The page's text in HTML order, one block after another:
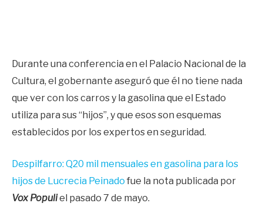
Durante una conferencia en el Palacio Nacional de la
Cultura, el gobernante aseguró que él no tiene nada
que ver con los carros y la gasolina que el Estado
utiliza para sus “hijos”, y que esos son esquemas
establecidos por los expertos en seguridad.
Despilfarro: Q20 mil mensuales en gasolina para los
hijos de Lucrecia Peinado fue la nota publicada por
Vox Populiel pasado 7 de mayo.